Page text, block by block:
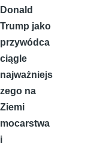
Donald
Trump jako
przywódca
ciągle
najważniejs
zego na
Ziemi
mocarstwa
i